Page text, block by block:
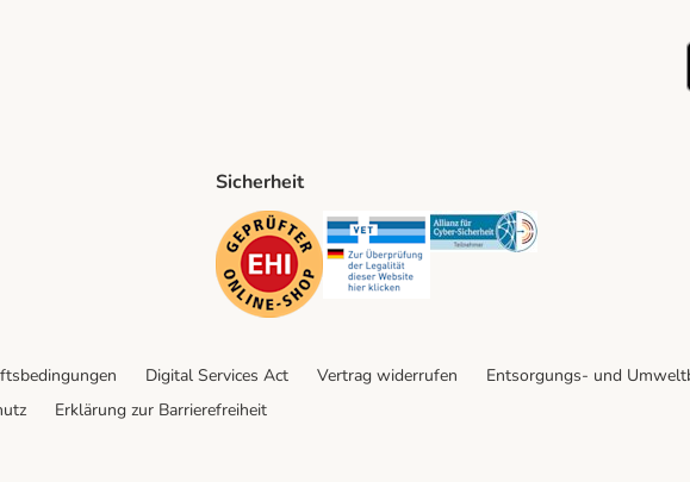
Sicherheit
Security Security Security
Digital Services Act Vertrag widerrufen Entsorgungs- und
Erklärung zur Barrierefreiheit